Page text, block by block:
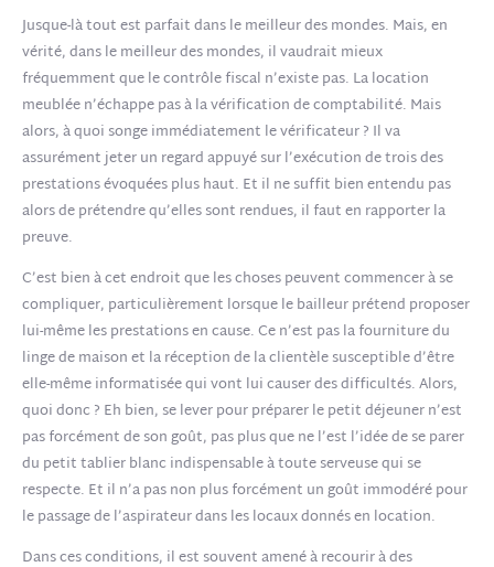
Jusque-là tout est parfait dans le meilleur des mondes. Mais, en
vérité, dans le meilleur des mondes, il vaudrait mieux
fréquemment que le contrôle fiscal n’existe pas. La location
meublée n’échappe pas à la vérification de comptabilité. Mais
alors, à quoi songe immédiatement le vérificateur ? Il va
assurément jeter un regard appuyé sur l’exécution de trois des
prestations évoquées plus haut. Et il ne suffit bien entendu pas
alors de prétendre qu’elles sont rendues, il faut en rapporter la
preuve.
C’est bien à cet endroit que les choses peuvent commencer à se
compliquer, particulièrement lorsque le bailleur prétend proposer
lui-même les prestations en cause. Ce n’est pas la fourniture du
linge de maison et la réception de la clientèle susceptible d’être
elle-même informatisée qui vont lui causer des difficultés. Alors,
quoi donc ? Eh bien, se lever pour préparer le petit déjeuner n’est
pas forcément de son goût, pas plus que ne l’est l’idée de se parer
du petit tablier blanc indispensable à toute serveuse qui se
respecte. Et il n’a pas non plus forcément un goût immodéré pour
le passage de l’aspirateur dans les locaux donnés en location.
Dans ces conditions, il est souvent amené à recourir à des